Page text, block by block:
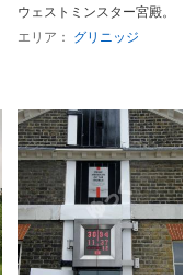
ウェストミンスター宮殿。
エリア： グリニッジ